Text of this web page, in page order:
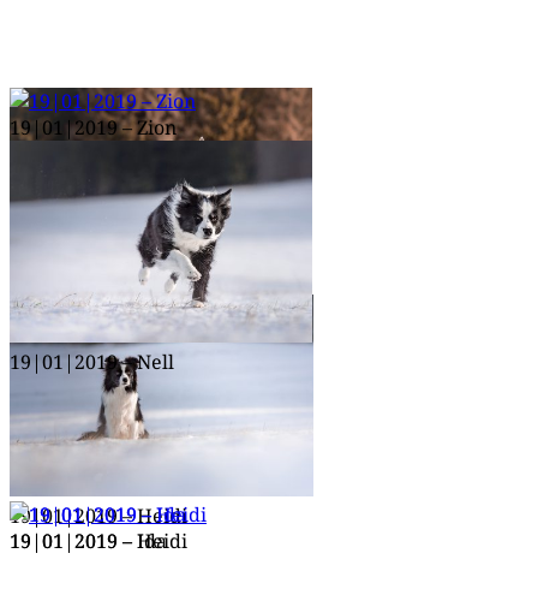
19|01|2019 – Ida
19|01|2019 – Heidi
19|01|2019 – Zion
19|01|2019 – Nell
19|01|2019 – Ida
19|01|2019 – Heidi